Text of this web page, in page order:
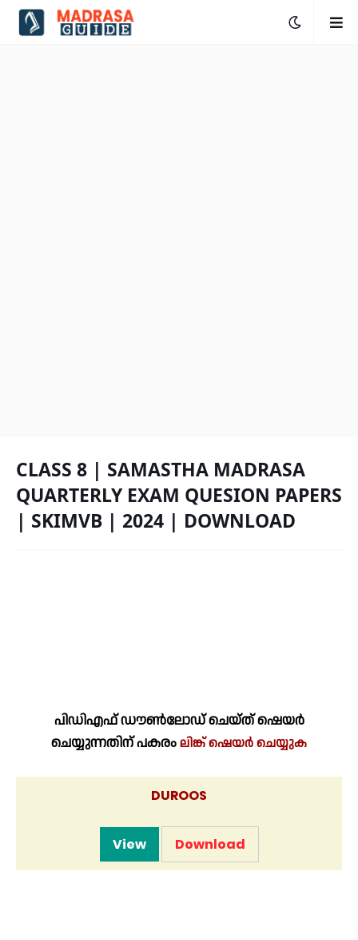
CLASS 8 | SAMASTHA MADRASA
QUARTERLY EXAM QUESION PAPERS
| SKIMVB | 2024 | DOWNLOAD
പിഡിഎഫ് ഡൗൺലോഡ് ചെയ്ത് ഷെയർ
ചെയ്യുന്നതിന് പകരംലിങ്ക് ഷെയർ ചെയ്യുക
DUROOS
View Download